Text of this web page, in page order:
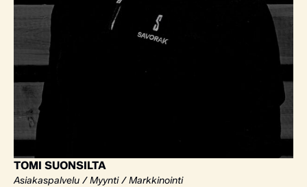
TOMI SUONSILTA
Asiakaspalvelu / Myynti / Markkinointi